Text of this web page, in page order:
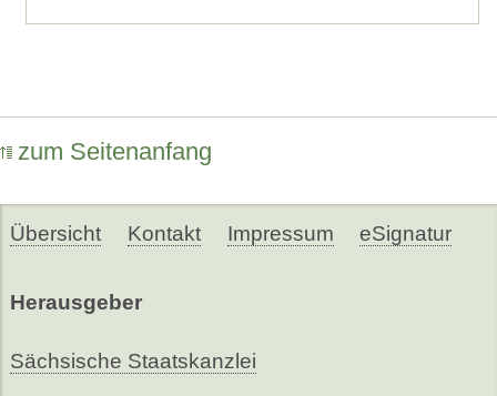
zum Seitenanfang
Übersicht Kontakt Impressum eSignatur
Herausgeber
Sächsische Staatskanzlei